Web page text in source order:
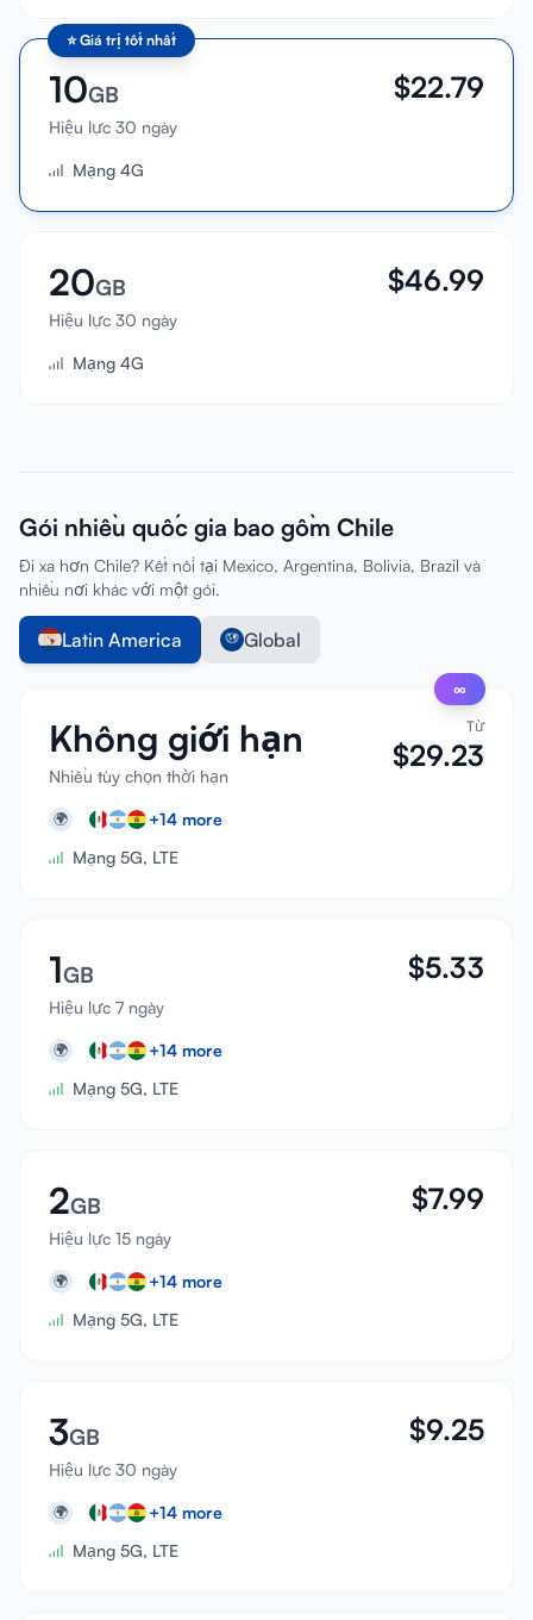
⭐Giá trị tốt nhất
10GB
Hiệu lực 30 ngày
$22.79
Mạng 4G
20GB
Hiệu lực 30 ngày
$46.99
Mạng 4G
Gói nhiều quốc gia bao gồm Chile
Đi xa hơn Chile? Kết nối tại Mexico, Argentina, Bolivia, Brazil và
nhiều nơi khác với một gói.
Latin America Global
∞
Không giới hạn
Nhiều tùy chọn thời hạn
Từ
$29.23
🌍 +14 more
Mạng 5G, LTE
1GB
Hiệu lực 7 ngày
$5.33
🌍 +14 more
Mạng 5G, LTE
2GB
Hiệu lực 15 ngày
$7.99
🌍 +14 more
Mạng 5G, LTE
3GB
Hiệu lực 30 ngày
$9.25
🌍 +14 more
Mạng 5G, LTE